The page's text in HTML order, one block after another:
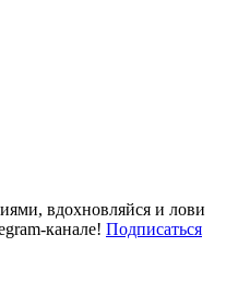
вдохновляйся и лови
канале! Подписаться